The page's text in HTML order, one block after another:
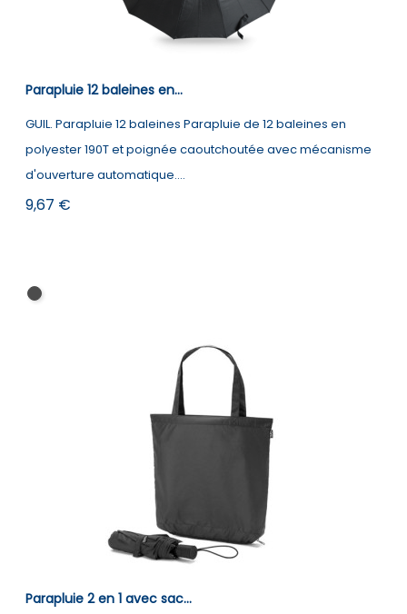
Parapluie 12 baleines en...
GUIL. Parapluie 12 baleines Parapluie de 12 baleines en
polyester 190T et poignée caoutchoutée avec mécanisme
d'ouverture automatique....
Prix
9,67 €
Noir
Parapluie 2 en 1 avec sac...